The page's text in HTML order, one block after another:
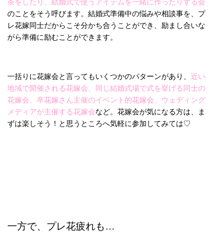
茶をしたり、結婚式で使うアイテムを一緒に作ったりする会
のことをそう呼びます。結婚式準備中の悩みや相談事を、プ
レ花嫁同士だからこそ分かち合うことができ、励まし合いな
がら準備に励むことができます。
一括りに花嫁会と言ってもいくつかのパターンがあり、 近い
地域で開催される花嫁会、同じ結婚式場で式を挙げる同士の
花嫁会、卒花嫁さん主催のイベント的花嫁会、ウェディング
メディアが主催する花嫁会など。花嫁会が気になる方は、ま
ずは楽しそう！と思うところへ気軽に参加してみては♡
一方で、プレ花疲れも…